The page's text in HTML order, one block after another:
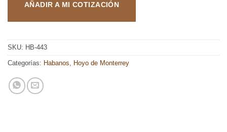
AÑADIR A MI COTIZACIÓN
SKU: HB-443
Categorías: Habanos, Hoyo de Monterrey